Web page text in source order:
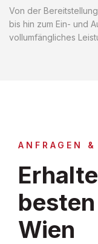
Von der
bis hin zum Ein- und
vollumfängliches
ANFRAGEN &
Wien